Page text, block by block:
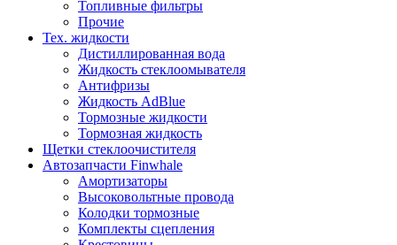
Топливные фильтры
Прочие
Тех. жидкости
Дистиллированная вода
Жидкость стеклоомывателя
Антифризы
Жидкость AdBlue
Тормозные жидкости
Тормозная жидкость
Щетки стеклоочистителя
Автозапчасти Finwhale
Амортизаторы
Высоковольтные провода
Колодки тормозные
Комплекты сцепления